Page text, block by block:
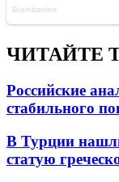
ЧИТАЙТЕ
Российские
стабильного
В Турции
статую